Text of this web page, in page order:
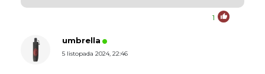
1
umbrella
5 listopada 2024, 22:46